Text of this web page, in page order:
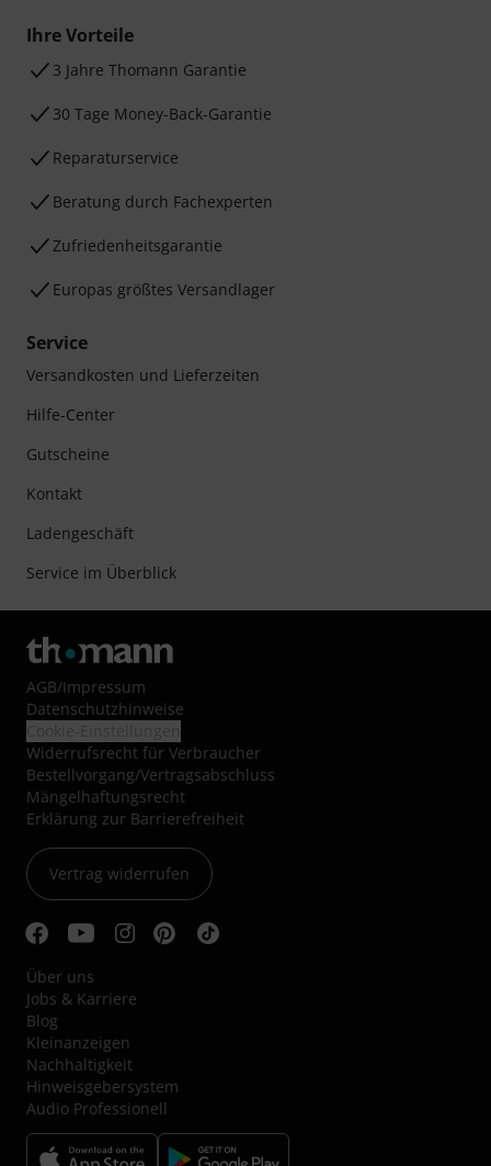
Ihre Vorteile
3 Jahre Thomann Garantie
30 Tage Money-Back-Garantie
Reparaturservice
Beratung durch Fachexperten
Zufriedenheitsgarantie
Europas größtes Versandlager
Service
Versandkosten und Lieferzeiten
Hilfe-Center
Gutscheine
Kontakt
Ladengeschäft
Service im Überblick
AGB/Impressum
Datenschutzhinweise
Widerrufsrecht für Verbraucher
Bestellvorgang/Vertragsabschluss
Mängelhaftungsrecht
Erklärung zur Barrierefreiheit
Vertrag widerrufen
Über uns
Jobs & Karriere
Blog
Kleinanzeigen
Nachhaltigkeit
Hinweisgebersystem
Audio Professionell